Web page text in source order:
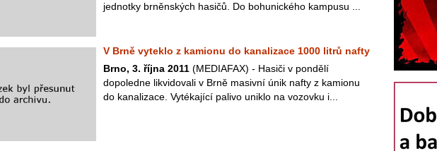
jednotky brněnských hasičů. Do bohunického kampusu ...
V Brně vyteklo z kamionu do kanalizace 1000 litrů nafty
Brno, 3. října 2011 (MEDIAFAX) - Hasiči v pondělí
dopoledne likvidovali v Brně masivní únik nafty z kamionu
do kanalizace. Vytékající palivo uniklo na vozovku i...